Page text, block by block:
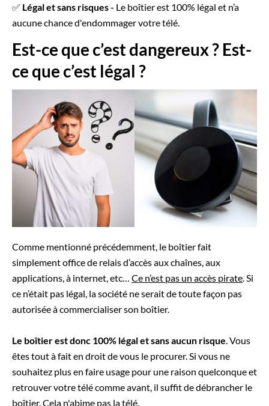
✅ Légal et sans risques - Le boîtier est 100% légal et n’a
aucune chance d'endommager votre télé.
Est-ce que c’est dangereux ? Est-
ce que c’est légal ?
Comme mentionné précédemment, le boîtier fait
simplement office de relais d’accès aux chaînes, aux
applications, à internet, etc… Ce n’est pas un accès pirate . Si
ce n’était pas légal, la société ne serait de toute façon pas
autorisée à commercialiser son boîtier.
Le boîtier est donc 100% légal et sans aucun risque . Vous
êtes tout à fait en droit de vous le procurer. Si vous ne
souhaitez plus en faire usage pour une raison quelconque et
retrouver votre télé comme avant, il suffit de débrancher le
boîtier. Cela n'abime pas la télé.